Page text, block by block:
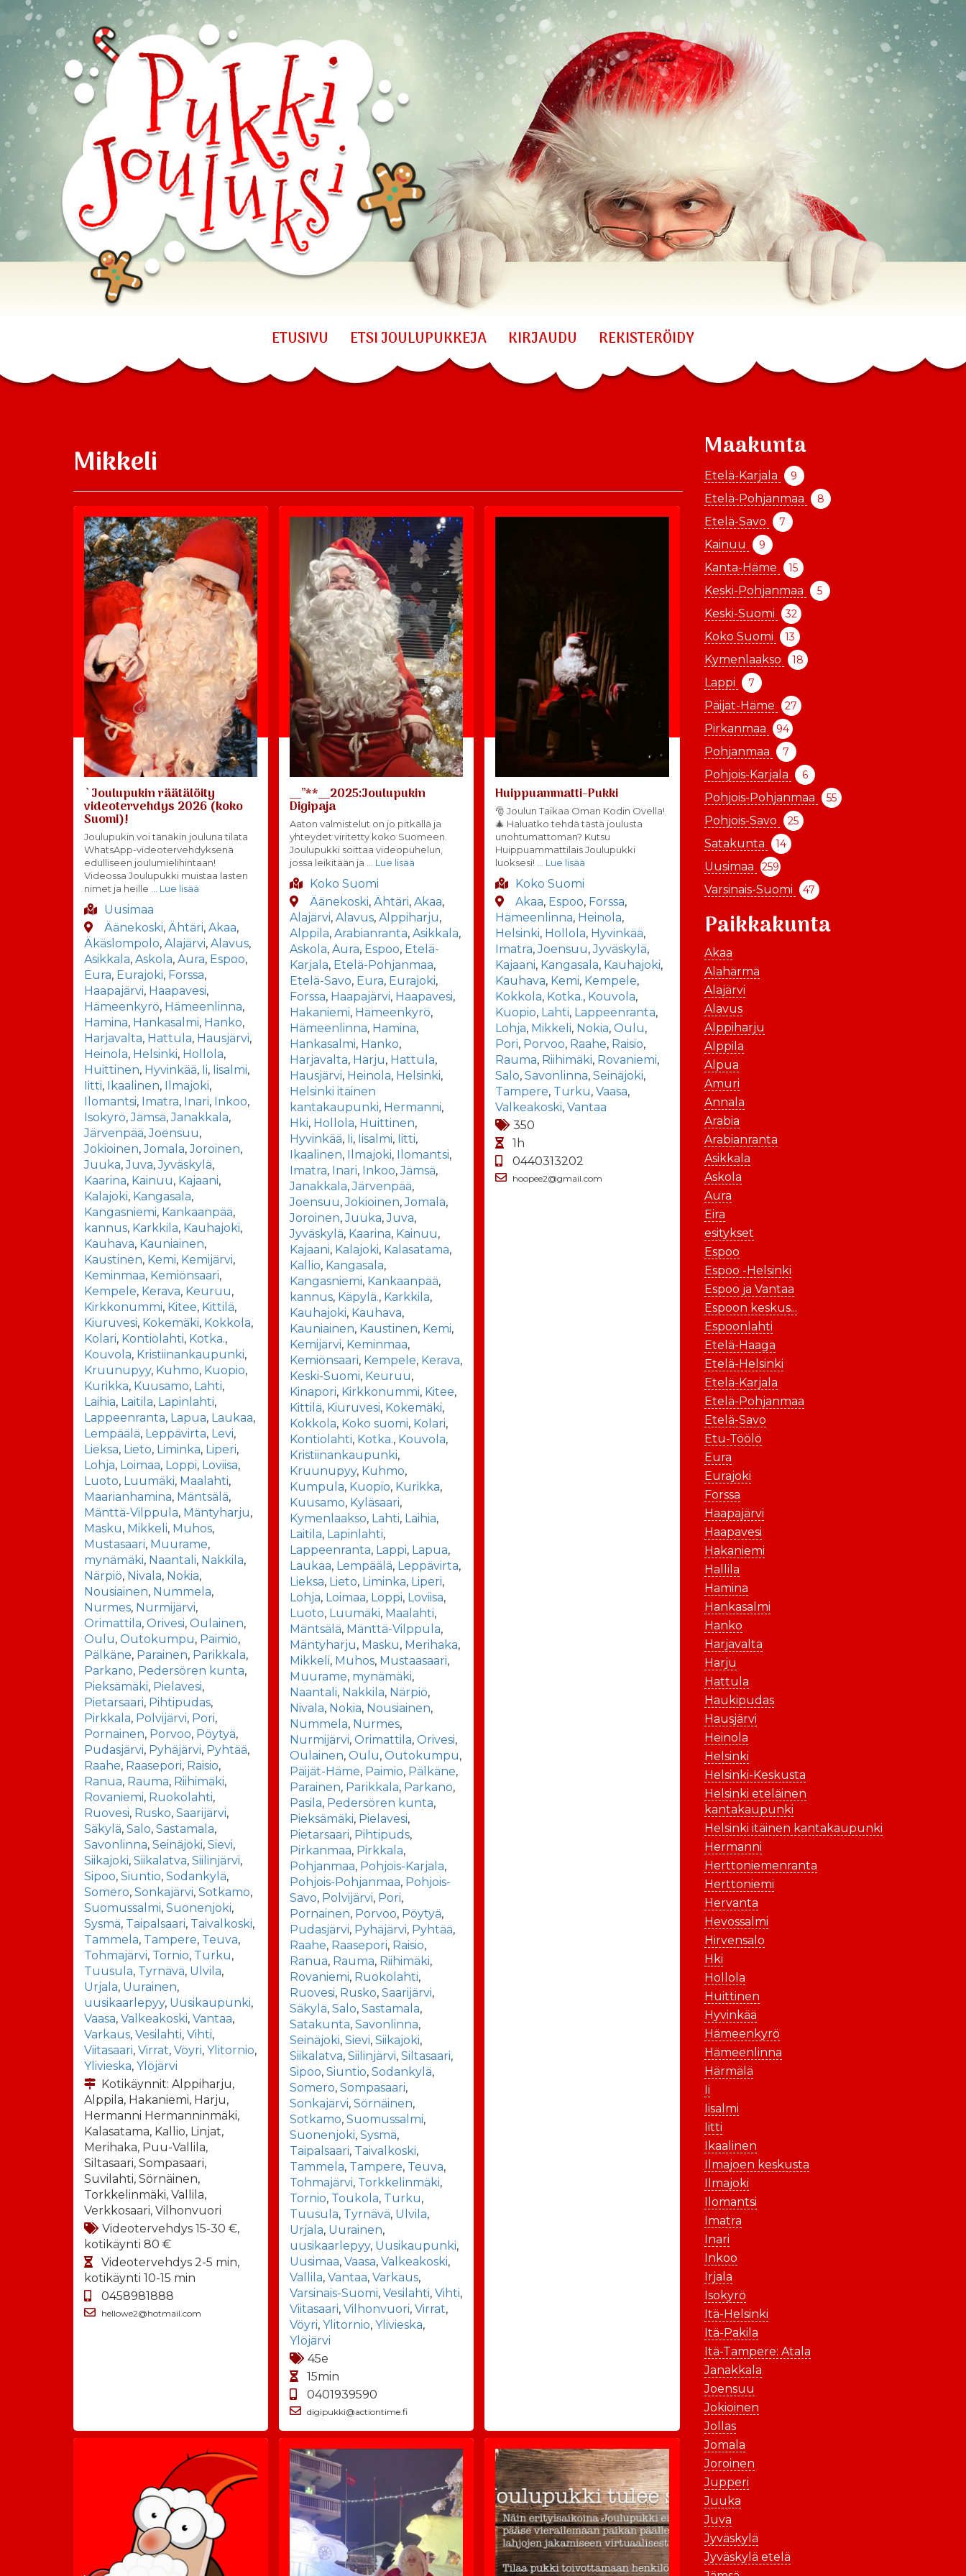
ETUSIVU ETSI JOULUPUKKEJA KIRJAUDU REKISTERÖIDY
Mikkeli
`Joulupukin räätälöity
videotervehdys 2026 (koko
Suomi)!
Joulupukin voi tänäkin jouluna tilata
WhatsApp-videotervehdyksenä
edulliseen joulumielihintaan!
Videossa Joulupukki muistaa lasten
nimet ja heille … Lue lisää
Uusimaa
Äänekoski, Ähtäri, Akaa,
Äkäslompolo, Alajärvi, Alavus,
Asikkala, Askola, Aura, Espoo,
Eura, Eurajoki, Forssa,
Haapajärvi, Haapavesi,
Hämeenkyrö, Hämeenlinna,
Hamina, Hankasalmi, Hanko,
Harjavalta, Hattula, Hausjärvi,
Heinola, Helsinki, Hollola,
Huittinen, Hyvinkää, Ii, Iisalmi,
Iitti, Ikaalinen, Ilmajoki,
Ilomantsi, Imatra, Inari, Inkoo,
Isokyrö,Jämsä,Janakkala,
Järvenpää,Joensuu,
Jokioinen,Jomala,Joroinen,
Juuka,Juva,Jyväskylä,
Kaarina, Kainuu, Kajaani,
Kalajoki, Kangasala,
Kangasniemi, Kankaanpää,
kannus, Karkkila, Kauhajoki,
Kauhava, Kauniainen,
Kaustinen, Kemi, Kemijärvi,
Keminmaa, Kemiönsaari,
Kempele, Kerava, Keuruu,
Kirkkonummi, Kitee, Kittilä,
Kiuruvesi, Kokemäki, Kokkola,
Kolari, Kontiolahti, Kotka.,
Kouvola, Kristiinankaupunki,
Kruunupyy, Kuhmo, Kuopio,
Kurikka, Kuusamo, Lahti,
Laihia, Laitila, Lapinlahti,
Lappeenranta, Lapua, Laukaa,
Lempäälä, Leppävirta, Levi,
Lieksa, Lieto, Liminka, Liperi,
Lohja, Loimaa, Loppi, Loviisa,
Luoto, Luumäki, Maalahti,
Maarianhamina, Mäntsälä,
Mänttä-Vilppula, Mäntyharju,
Masku, Mikkeli, Muhos,
Mustasaari, Muurame,
mynämäki, Naantali, Nakkila,
Närpiö, Nivala, Nokia,
Nousiainen, Nummela,
Nurmes, Nurmijärvi,
Orimattila, Orivesi, Oulainen,
Oulu, Outokumpu, Paimio,
Pälkäne, Parainen, Parikkala,
Parkano, Pedersören kunta,
Pieksämäki, Pielavesi,
Pietarsaari, Pihtipudas,
Pirkkala, Polvijärvi, Pori,
Pornainen, Porvoo, Pöytyä,
Pudasjärvi, Pyhäjärvi, Pyhtää,
Raahe, Raasepori, Raisio,
Ranua, Rauma, Riihimäki,
Rovaniemi, Ruokolahti,
Ruovesi, Rusko, Saarijärvi,
Säkylä, Salo, Sastamala,
Savonlinna, Seinäjoki, Sievi,
Siikajoki, Siikalatva, Siilinjärvi,
Sipoo, Siuntio, Sodankylä,
Somero, Sonkajärvi, Sotkamo,
Suomussalmi, Suonenjoki,
Sysmä, Taipalsaari, Taivalkoski,
Tammela, Tampere, Teuva,
Tohmajärvi, Tornio, Turku,
Tuusula, Tyrnävä, Ulvila,
Urjala, Uurainen,
uusikaarlepyy, Uusikaupunki,
Vaasa, Valkeakoski, Vantaa,
Varkaus, Vesilahti, Vihti,
Viitasaari, Virrat, Vöyri, Ylitornio,
Ylivieska, Ylöjärvi
Kotikäynnit: Alppiharju,
Alppila, Hakaniemi, Harju,
Hermanni Hermanninmäki,
Kalasatama, Kallio, Linjat,
Merihaka, Puu-Vallila,
Siltasaari, Sompasaari,
Suvilahti, Sörnäinen,
Torkkelinmäki, Vallila,
Verkkosaari, Vilhonvuori
Videotervehdys 15-30 €,
kotikäynti 80 €
Videotervehdys 2-5 min,
kotikäynti 10-15 min
0458981888
hellowe2@hotmail.com
__”**__2025:Joulupukin
Digipaja
Aaton valmistelut on jo pitkällä ja
yhteydet viritetty koko Suomeen.
Joulupukki soittaa videopuhelun,
jossa leikitään ja … Lue lisää
Koko Suomi
Äänekoski,Ähtäri,Akaa,
Alajärvi,Alavus,Alppiharju,
Alppila,Arabianranta,Asikkala,
Askola,Aura, Espoo, Etelä-
Karjala, Etelä-Pohjanmaa,
Etelä-Savo, Eura, Eurajoki,
Forssa, Haapajärvi, Haapavesi,
Hakaniemi, Hämeenkyrö,
Hämeenlinna, Hamina,
Hankasalmi, Hanko,
Harjavalta, Harju, Hattula,
Hausjärvi, Heinola, Helsinki,
Helsinki itäinen
kantakaupunki, Hermanni,
Hki, Hollola, Huittinen,
Hyvinkää, Ii, Iisalmi, Iitti,
Ikaalinen, Ilmajoki, Ilomantsi,
Imatra, Inari, Inkoo,Jämsä,
Janakkala,Järvenpää,
Joensuu,Jokioinen,Jomala,
Joroinen,Juuka,Juva,
Jyväskylä, Kaarina, Kainuu,
Kajaani, Kalajoki, Kalasatama,
Kallio, Kangasala,
Kangasniemi, Kankaanpää,
kannus, Käpylä., Karkkila,
Kauhajoki, Kauhava,
Kauniainen, Kaustinen, Kemi,
Kemijärvi, Keminmaa,
Kemiönsaari, Kempele, Kerava,
Keski-Suomi, Keuruu,
Kinapori, Kirkkonummi, Kitee,
Kittilä, Kiuruvesi, Kokemäki,
Kokkola, Koko suomi, Kolari,
Kontiolahti, Kotka., Kouvola,
Kristiinankaupunki,
Kruunupyy, Kuhmo,
Kumpula, Kuopio, Kurikka,
Kuusamo, Kyläsaari,
Kymenlaakso, Lahti, Laihia,
Laitila, Lapinlahti,
Lappeenranta, Lappi, Lapua,
Laukaa, Lempäälä, Leppävirta,
Lieksa, Lieto, Liminka, Liperi,
Lohja, Loimaa, Loppi, Loviisa,
Luoto, Luumäki, Maalahti,
Mäntsälä, Mänttä-Vilppula,
Mäntyharju, Masku, Merihaka,
Mikkeli, Muhos, Mustaasaari,
Muurame, mynämäki,
Naantali, Nakkila, Närpiö,
Nivala, Nokia, Nousiainen,
Nummela, Nurmes,
Nurmijärvi,Orimattila,Orivesi,
Oulainen,Oulu,Outokumpu,
Päijät-Häme, Paimio, Pälkäne,
Parainen, Parikkala, Parkano,
Pasila, Pedersören kunta,
Pieksämäki, Pielavesi,
Pietarsaari, Pihtipuds,
Pirkanmaa, Pirkkala,
Pohjanmaa, Pohjois-Karjala,
Pohjois-Pohjanmaa, Pohjois-
Savo, Polvijärvi, Pori,
Pornainen, Porvoo, Pöytyä,
Pudasjärvi, Pyhäjärvi, Pyhtää,
Raahe, Raasepori, Raisio,
Ranua, Rauma, Riihimäki,
Rovaniemi, Ruokolahti,
Ruovesi, Rusko,Saarijärvi,
Säkylä,Salo,Sastamala,
Satakunta,Savonlinna,
Seinäjoki,Sievi,Siikajoki,
Siikalatva,Siilinjärvi,Siltasaari,
Sipoo,Siuntio,Sodankylä,
Somero,Sompasaari,
Sonkajärvi,Sörnäinen,
Sotkamo,Suomussalmi,
Suonenjoki,Sysmä,
Taipalsaari, Taivalkoski,
Tammela, Tampere, Teuva,
Tohmajärvi, Torkkelinmäki,
Tornio, Toukola, Turku,
Tuusula, Tyrnävä, Ulvila,
Urjala, Uurainen,
uusikaarlepyy, Uusikaupunki,
Uusimaa,Vaasa,Valkeakoski,
Vallila,Vantaa,Varkaus,
Varsinais-Suomi,Vesilahti,Vihti,
Viitasaari,Vilhonvuori,Virrat,
Vöyri,Ylitornio,Ylivieska,
Ylöjärvi
45e
15min
0401939590
digipukki@actiontime.fi
Huippuammatti-Pukki
🎅 Joulun Taikaa Oman Kodin Ovella!
🎄 Haluatko tehdä tästä joulusta
unohtumattoman? Kutsu
Huippuammattilais Joulupukki
luoksesi! … Lue lisää
Koko Suomi
Akaa, Espoo, Forssa,
Hämeenlinna, Heinola,
Helsinki, Hollola, Hyvinkää,
Imatra,Joensuu,Jyväskylä,
Kajaani, Kangasala, Kauhajoki,
Kauhava, Kemi, Kempele,
Kokkola, Kotka., Kouvola,
Kuopio, Lahti, Lappeenranta,
Lohja, Mikkeli, Nokia,Oulu,
Pori, Porvoo, Raahe, Raisio,
Rauma, Riihimäki, Rovaniemi,
Salo,Savonlinna,Seinäjoki,
Tampere, Turku,Vaasa,
Valkeakoski,Vantaa
350
1h
0440313202
hoopee2@gmail.com
Maakunta
Etelä-Karjala 9
Etelä-Pohjanmaa 8
Etelä-Savo 7
Kainuu 9
Kanta-Häme 15
Keski-Pohjanmaa 5
Keski-Suomi 32
Koko Suomi 13
Kymenlaakso 18
Lappi 7
Päijät-Häme 27
Pirkanmaa 94
Pohjanmaa 7
Pohjois-Karjala 6
Pohjois-Pohjanmaa 55
Pohjois-Savo 25
Satakunta 14
Uusimaa 259
Varsinais-Suomi 47
Paikkakunta
Akaa
Alahärmä
Alajärvi
Alavus
Alppiharju
Alppila
Alpua
Amuri
Annala
Arabia
Arabianranta
Asikkala
Askola
Aura
Eira
esitykset
Espoo
Espoo -Helsinki
Espoo ja Vantaa
Espoon keskus...
Espoonlahti
Etelä-Haaga
Etelä-Helsinki
Etelä-Karjala
Etelä-Pohjanmaa
Etelä-Savo
Etu-Töölö
Eura
Eurajoki
Forssa
Haapajärvi
Haapavesi
Hakaniemi
Hallila
Hamina
Hankasalmi
Hanko
Harjavalta
Harju
Hattula
Haukipudas
Hausjärvi
Heinola
Helsinki
Helsinki-Keskusta
Helsinki eteläinen
kantakaupunki
Helsinki itäinen kantakaupunki
Hermanni
Herttoniemenranta
Herttoniemi
Hervanta
Hevossalmi
Hirvensalo
Hki
Hollola
Huittinen
Hyvinkää
Hämeenkyrö
Hämeenlinna
Härmälä
Ii
Iisalmi
Iitti
Ikaalinen
Ilmajoen keskusta
Ilmajoki
Ilomantsi
Imatra
Inari
Inkoo
Irjala
Isokyrö
Itä-Helsinki
Itä-Pakila
Itä-Tampere: Atala
Janakkala
Joensuu
Jokioinen
Jollas
Jomala
Joroinen
Jupperi
Juuka
Juva
Jyväskylä
Jyväskylä etelä